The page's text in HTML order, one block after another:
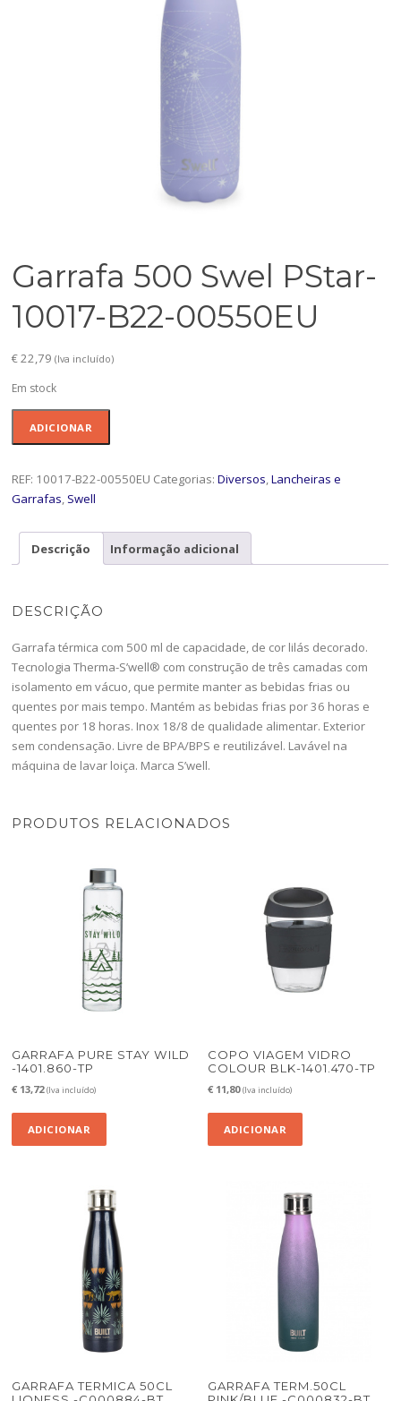
Garrafa 500 Swel PStar-
10017-B22-00550EU
€22,79 (Iva incluído)
Em stock
500
Swel
10017-
B22-
ADICIONAR
REF: 10017-B22-00550EU Categorias:Diversos,Lancheiras e
Garrafas, Swell
Descrição Informação adicional
DESCRIÇÃO
Garrafa térmica com 500 ml de capacidade, de cor lilás decorado.
Tecnologia Therma-S’well® com construção de três camadas com
isolamento em vácuo, que permite manter as bebidas frias ou
quentes por mais tempo. Mantém as bebidas frias por 36 horas e
quentes por 18 horas. Inox 18/8 de qualidade alimentar. Exterior
sem condensação. Livre de BPA/BPS e reutilizável. Lavável na
máquina de lavar loiça. Marca S’well.
PRODUTOS RELACIONADOS
GARRAFA PURE STAY WILD
-1401.860-TP
€ 13,72 (Iva incluído)
ADICIONAR
COPO VIAGEM VIDRO
COLOUR BLK-1401.470-TP
€ 11,80 (Iva incluído)
ADICIONAR
GARRAFA TERMICA 50CL
GARRAFA TERM.50CL